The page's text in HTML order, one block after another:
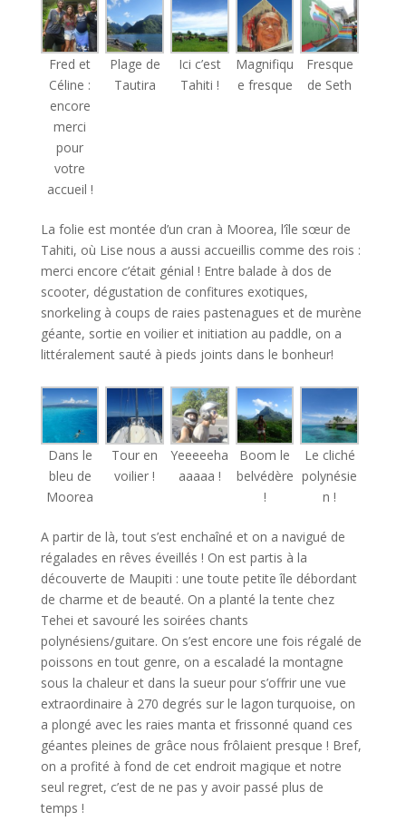
Fred et
Céline :
encore
merci
pour
votre
accueil !
Plage de
Tautira
Ici c’est
Tahiti !
Magnifiqu
e fresque
Fresque
de Seth
La folie est montée d’un cran à Moorea, l’île sœur de
Tahiti, où Lise nous a aussi accueillis comme des rois :
merci encore c’était génial ! Entre balade à dos de
scooter, dégustation de confitures exotiques,
snorkeling à coups de raies pastenagues et de murène
géante, sortie en voilier et initiation au paddle, on a
littéralement sauté à pieds joints dans le bonheur!
Dans le
bleu de
Moorea
Tour en
voilier !
Yeeeeeha
aaaaa !
Boom le
belvédère
!
Le cliché
polynésie
n !
A partir de là, tout s’est enchaîné et on a navigué de
régalades en rêves éveillés ! On est partis à la
découverte de Maupiti : une toute petite île débordant
de charme et de beauté. On a planté la tente chez
Tehei et savouré les soirées chants
polynésiens/guitare. On s’est encore une fois régalé de
poissons en tout genre, on a escaladé la montagne
sous la chaleur et dans la sueur pour s’offrir une vue
extraordinaire à 270 degrés sur le lagon turquoise, on
a plongé avec les raies manta et frissonné quand ces
géantes pleines de grâce nous frôlaient presque ! Bref,
on a profité à fond de cet endroit magique et notre
seul regret, c’est de ne pas y avoir passé plus de
temps !